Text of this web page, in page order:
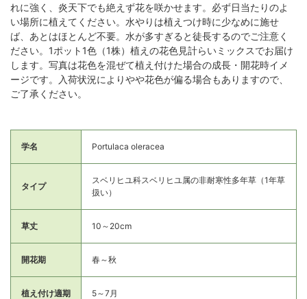
れに強く、炎天下でも絶えず花を咲かせます。必ず日当たりのよ
い場所に植えてください。水やりは植えつけ時に少なめに施せ
ば、あとはほとんど不要。水が多すぎると徒長するのでご注意く
ださい。1ポット1色（1株）植えの花色見計らいミックスでお届け
します。写真は花色を混ぜて植え付けた場合の成長・開花時イメ
ージです。入荷状況によりやや花色が偏る場合もありますので、
ご了承ください。
学名 Portulaca oleracea
タイプ
スベリヒユ科スベリヒユ属の非耐寒性多年草（1年草
扱い）
草丈 10～20cm
開花期 春～秋
植え付け適期 5～7月